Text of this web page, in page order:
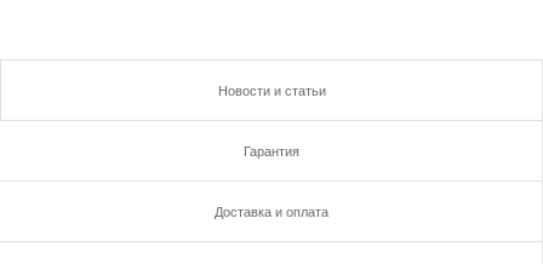
Новости и статьи
Гарантия
Доставка и оплата